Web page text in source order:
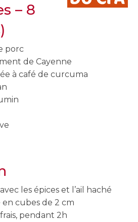
– 8
porc
de Cayenne
à café de curcuma
les épices et l’ail haché
cubes de 2 cm
pendant 2h